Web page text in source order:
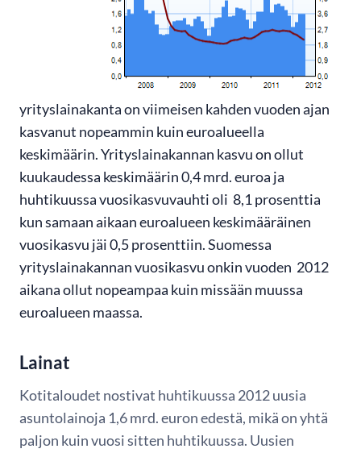
yrityslainakanta on viimeisen kahden vuoden ajan
kasvanut nopeammin kuin euroalueella
keskimäärin. Yrityslainakannan kasvu on ollut
kuukaudessa keskimäärin 0,4 mrd. euroa ja
huhtikuussa vuosikasvuvauhti oli 8,1 prosenttia
kun samaan aikaan euroalueen keskimääräinen
vuosikasvu jäi 0,5 prosenttiin. Suomessa
yrityslainakannan vuosikasvu onkin vuoden 2012
aikana ollut nopeampaa kuin missään muussa
euroalueen maassa.
Lainat
Kotitaloudet nostivat huhtikuussa 2012 uusia
asuntolainoja 1,6 mrd. euron edestä, mikä on yhtä
paljon kuin vuosi sitten huhtikuussa. Uusien